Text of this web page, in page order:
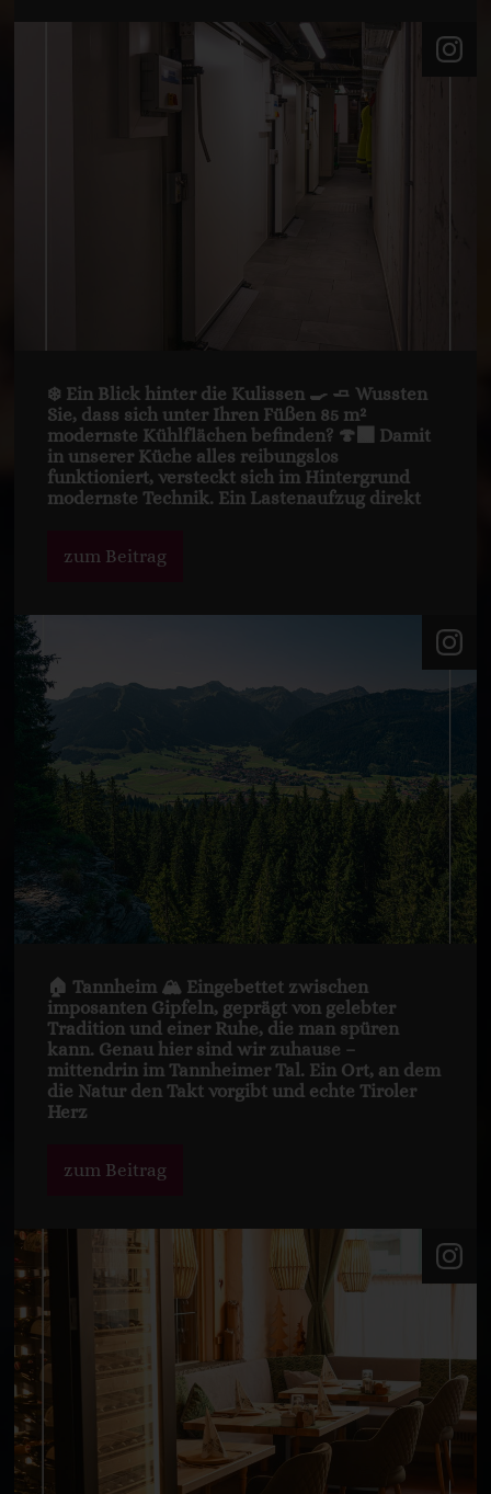
❄️ Ein Blick hinter die Kulissen 🍳 🧈 Wussten
Sie, dass sich unter Ihren Füßen 85 m²
modernste Kühlflächen befinden? 🍄‍🟫 Damit
in unserer Küche alles reibungslos
funktioniert, versteckt sich im Hintergrund
modernste Technik. Ein Lastenaufzug direkt
zum Beitrag
🏠 Tannheim 🏔️ Eingebettet zwischen
imposanten Gipfeln, geprägt von gelebter
Tradition und einer Ruhe, die man spüren
kann. Genau hier sind wir zuhause –
mittendrin im Tannheimer Tal. Ein Ort, an dem
die Natur den Takt vorgibt und echte Tiroler
Herz
zum Beitrag